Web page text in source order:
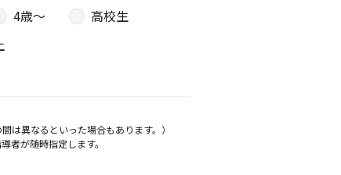
4歳〜
高校生
異なるといった場合もあります。）
者が随時指定します。